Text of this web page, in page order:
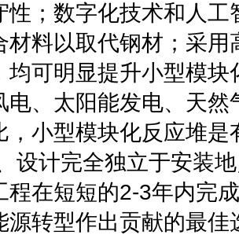
性；数字化技术和人
材料以取代钢材；采
均可明显提升小型模
电、太阳能发电、天
，小型模块化反应堆是
设计完全独立于安装
程在短短的2-3年内完
源转型作出贡献的最